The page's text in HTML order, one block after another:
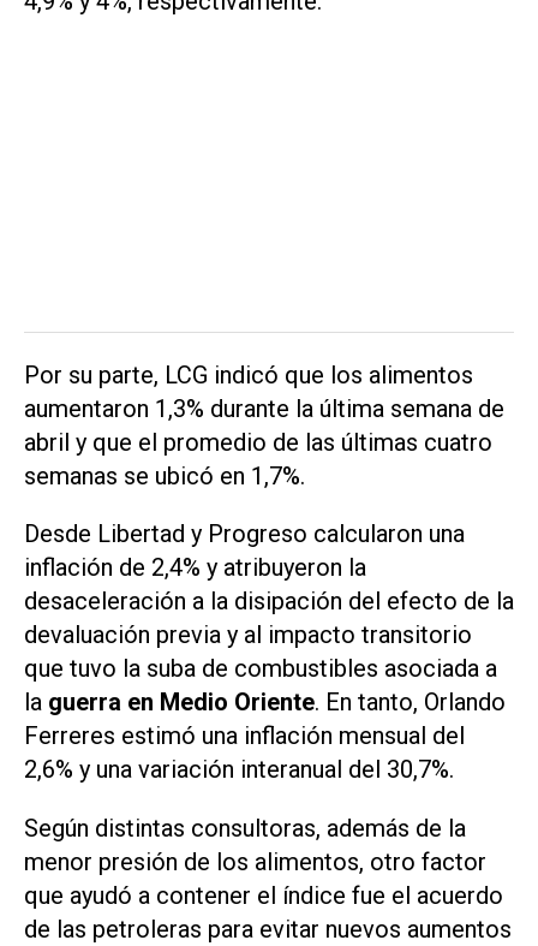
Por su parte, LCG indicó que los alimentos
aumentaron 1,3% durante la última semana de
abril y que el promedio de las últimas cuatro
semanas se ubicó en 1,7%.
Desde Libertad y Progreso calcularon una
inflación de 2,4% y atribuyeron la
desaceleración a la disipación del efecto de la
devaluación previa y al impacto transitorio
que tuvo la suba de combustibles asociada a
la guerra en Medio Oriente. En tanto, Orlando
Ferreres estimó una inflación mensual del
2,6% y una variación interanual del 30,7%.
Según distintas consultoras, además de la
menor presión de los alimentos, otro factor
que ayudó a contener el índice fue el acuerdo
de las petroleras para evitar nuevos aumentos